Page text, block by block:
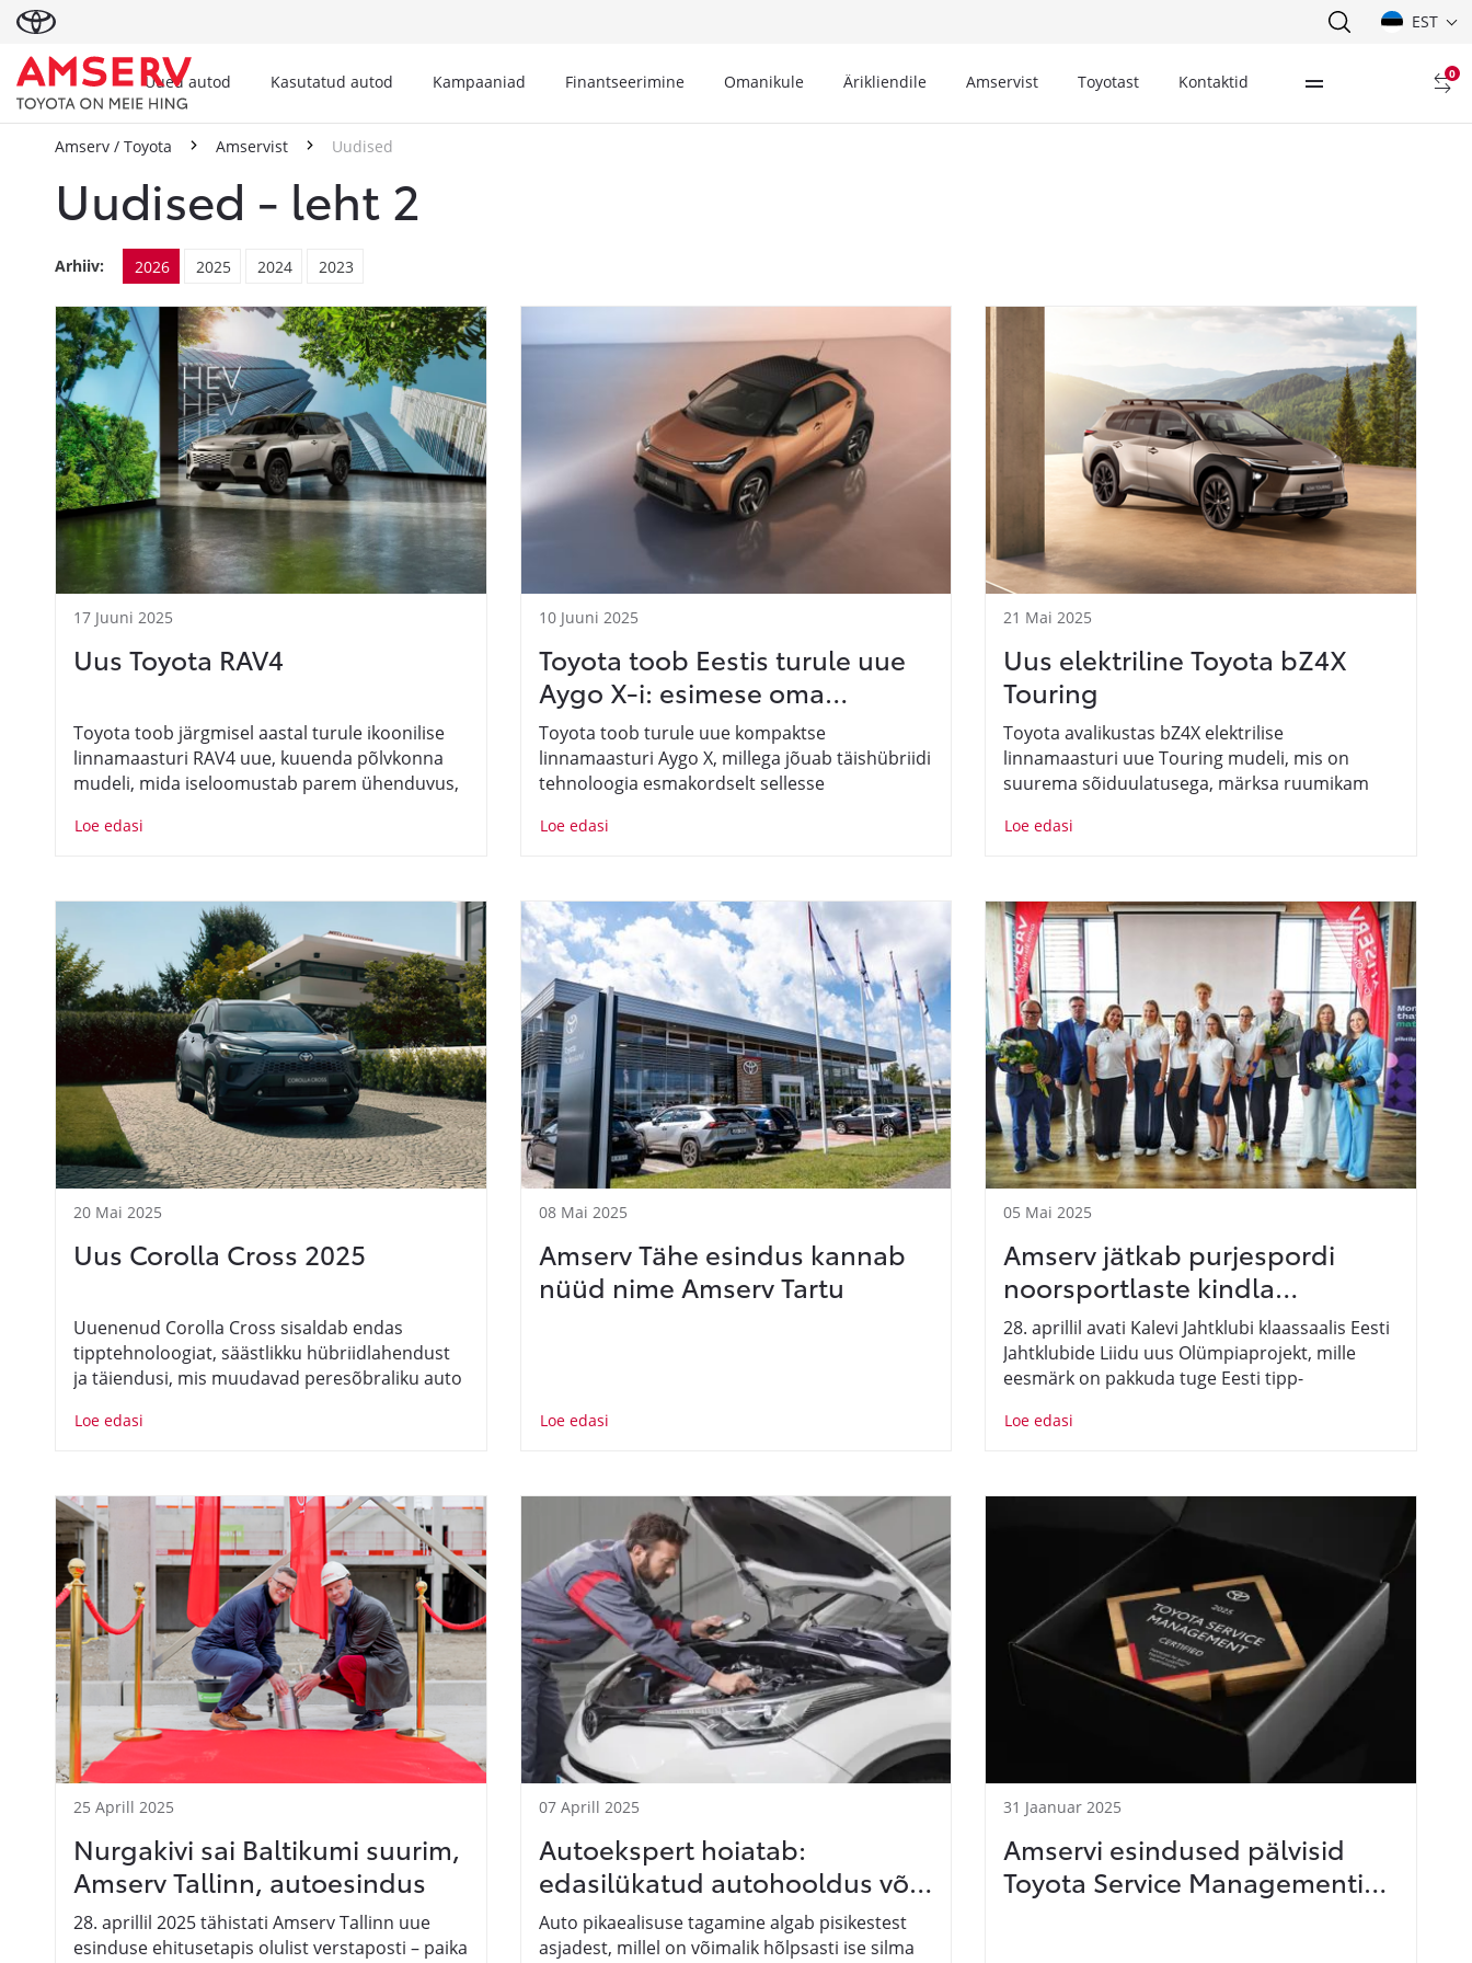
EST
0
Uued autod Kasutatud autod Kampaaniad Finantseerimine Omanikule Ärikliendile Amservist Toyotast Kontaktid
Amserv / Toyota Amservist Uudised
Uudised - leht 2
Arhiiv: 2026 2025 2024 2023
17 Juuni 2025
Uus Toyota RAV4
Toyota toob järgmisel aastal turule ikoonilise
linnamaasturi RAV4 uue, kuuenda põlvkonna
mudeli, mida iseloomustab parem ühenduvus,
hübriidtehnoloogia.
Loe edasi
10 Juuni 2025
Toyota toob Eestis turule uue
Aygo X-i: esimese oma
sõidukiklassi täishübriidi
Toyota toob turule uue kompaktse
linnamaasturi Aygo X, millega jõuab täishübriidi
tehnoloogia esmakordselt sellesse
2025. aasta lõpus.
Loe edasi
21 Mai 2025
Uus elektriline Toyota bZ4X
Touring
Toyota avalikustas bZ4X elektrilise
linnamaasturi uue Touring mudeli, mis on
suurema sõiduulatusega, märksa ruumikam
eluviisiga inimeste ootustele.
Loe edasi
20 Mai 2025
Uus Corolla Cross 2025
Uuenenud Corolla Cross sisaldab endas
tipptehnoloogiat, säästlikku hübriidlahendust
ja täiendusi, mis muudavad peresõbraliku auto
Loe edasi
08 Mai 2025
Amserv Tähe esindus kannab
nüüd nime Amserv Tartu
Loe edasi
05 Mai 2025
Amserv jätkab purjespordi
noorsportlaste kindla
toetusega!
28. aprillil avati Kalevi Jahtklubi klaassaalis Eesti
Jahtklubide Liidu uus Olümpiaprojekt, mille
eesmärk on pakkuda tuge Eesti tipp-
olümpiamedaliteni. Tegemist on ainulaadse
jätkab purjetamise toetamist ja aitab
purjetajatel püüelda oma unistuste poole!
Loe edasi
25 Aprill 2025
Nurgakivi sai Baltikumi suurim,
Amserv Tallinn, autoesindus
28. aprillil 2025 tähistati Amserv Tallinn uue
esinduse ehitusetapis olulist verstaposti – paika
07 Aprill 2025
Autoekspert hoiatab:
edasilükatud autohooldus võib
kaasa tuua ootamatuid ja suuri
väljaminekuid
Auto pikaealisuse tagamine algab pisikestest
asjadest, millel on võimalik hõlpsasti ise silma
31 Jaanuar 2025
Amservi esindused pälvisid
Toyota Service Managementi